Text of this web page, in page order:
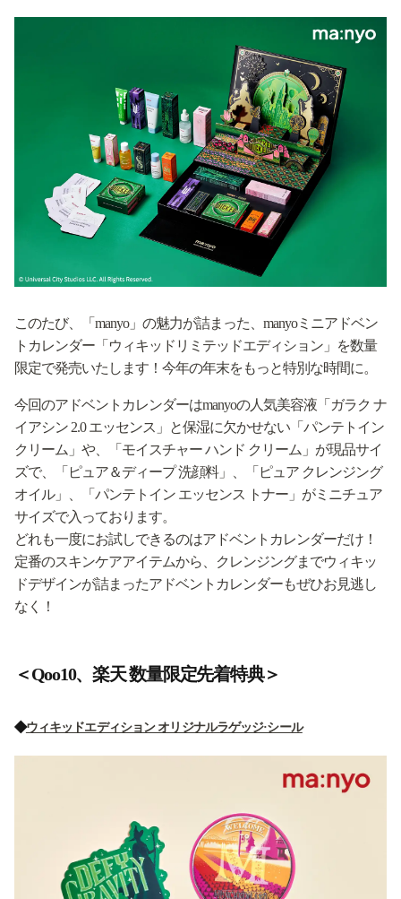
このたび、「manyo」の魅力が詰まった、manyoミニアドベン
トカレンダー「ウィキッドリミテッドエディション」を数量
限定で発売いたします！今年の年末をもっと特別な時間に。
今回のアドベントカレンダーはmanyoの人気美容液「ガラク ナ
イアシン 2.0 エッセンス」と保湿に欠かせない「パンテトイン
クリーム」や、「モイスチャー ハンド クリーム」が現品サイ
ズで、「ピュア＆ディープ 洗顔料」、「ピュア クレンジング
オイル」、「パンテトイン エッセンス トナー」がミニチュア
サイズで入っております。
どれも一度にお試しできるのはアドベントカレンダーだけ！
定番のスキンケアアイテムから、クレンジングまでウィキッ
ドデザインが詰まったアドベントカレンダーもぜひお見逃し
なく！
＜Qoo10、楽天 数量限定先着特典＞
◆ウィキッドエディション オリジナルラゲッジ·シール